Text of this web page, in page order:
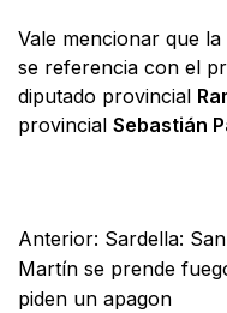
Vale mencionar que
se referencia con el
diputado provincial
provincial Sebastián
Anterior: Sardella: San
Martín se prende
piden un apagon